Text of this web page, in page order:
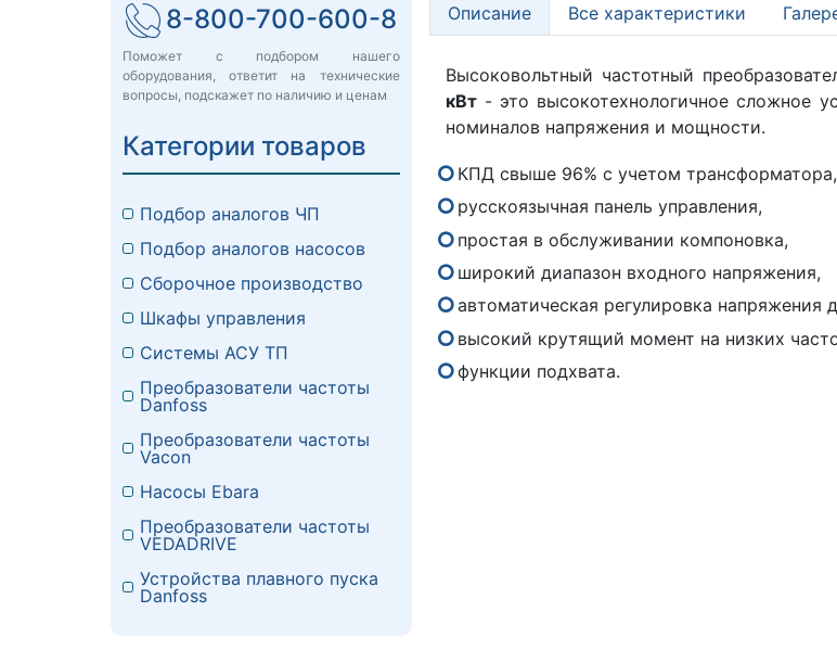
Описание Все характеристики
Высоковольтный частотный
кВт- это высокотехнологичное сложное
номиналов напряжения и мощности.
КПД свыше 96% с учетом трансформатора,
русскоязычная панель управления,
простая в обслуживании компоновка,
широкий диапазон входного напряжения,
автоматическая регулировка
высокий крутящий момент на низких
функции подхвата.
8-800-700-600-8
Поможет с подбором нашего
оборудования, ответит на технические
вопросы, подскажет по наличию и ценам
Категории товаров
Подбор аналогов ЧП
Подбор аналогов насосов
Сборочное производство
Шкафы управления
Системы АСУ ТП
Преобразователи частоты
Danfoss
Преобразователи частоты
Vacon
Насосы Ebara
Преобразователи частоты
VEDADRIVE
Устройства плавного пуска
Danfoss